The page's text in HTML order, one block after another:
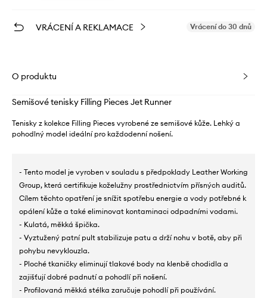
VRÁCENÍ A REKLAMACE Vrácení do 30 dnů
O produktu
Semišové tenisky Filling Pieces Jet Runner
Tenisky z kolekce Filling Pieces vyrobené ze semišové kůže. Lehký a
pohodlný model ideální pro každodenní nošení.
- Tento model je vyroben v souladu s předpoklady Leather Working
Group, která certifikuje koželužny prostřednictvím přísných auditů.
Cílem těchto opatření je snížit spotřebu energie a vody potřebné k
opálení kůže a také eliminovat kontaminaci odpadními vodami.
- Kulatá, měkká špička.
- Vyztužený patní pult stabilizuje patu a drží nohu v botě, aby při
pohybu nevyklouzla.
- Ploché tkaničky eliminují tlakové body na klenbě chodidla a
zajišťují dobré padnutí a pohodlí při nošení.
- Profilovaná měkká stélka zaručuje pohodlí při používání.